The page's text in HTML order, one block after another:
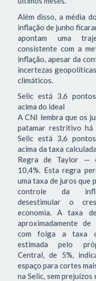
Além disso, a média
inflação de junho
apontam uma
consistente com a
inflação, apesar da
incertezas
climáticos.
Selic está 3,6
acima do ideal
A CNI lembra que os
patamar restritivo há
Selic está 3,6
acima da taxa
Regra de Taylor —
10,4%. Esta regra
uma taxa de juros que
controle da
desestimular o
economia. A taxa
aproximadamente de
com folga a taxa
estimada pelo
Central, de 5%,
espaço para cortes
na Selic, sem prejuízos